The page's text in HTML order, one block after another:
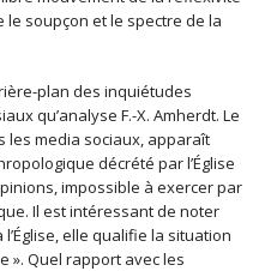
le soupçon et le spectre de la
plan des inquiétudes
qu’analyse F.-X. Amherdt. Le
les media sociaux, apparaît
décrété par l’Église
impossible à exercer par
Il est intéressant de noter
elle qualifie la situation
». Quel rapport avec les